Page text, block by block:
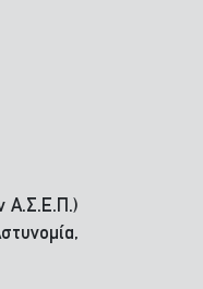
Α.Σ.Ε.Π.)